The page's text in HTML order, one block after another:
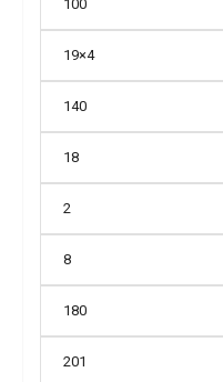
100
19×4
140
18
2
8
180
201